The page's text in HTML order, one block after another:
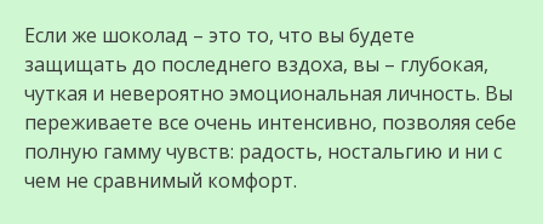
Если же шоколад – это то, что вы будете
защищать до последнего вздоха, вы – глубокая,
чуткая и невероятно эмоциональная личность. Вы
переживаете все очень интенсивно, позволяя себе
полную гамму чувств: радость, ностальгию и ни с
чем не сравнимый комфорт.